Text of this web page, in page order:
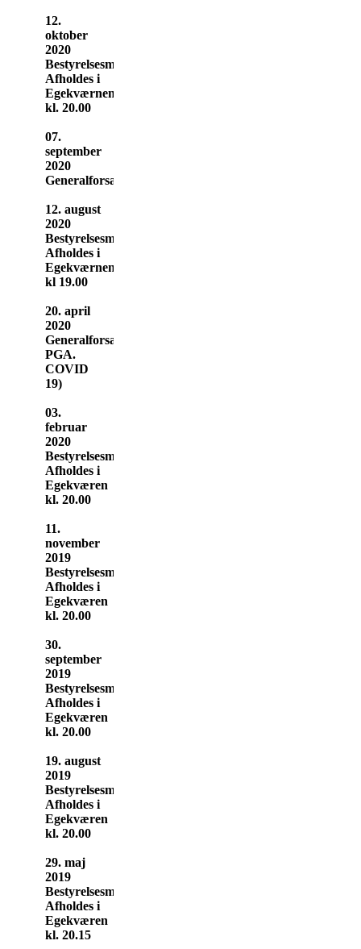
12.
oktober
2020
Bestyrelsesmøde
Afholdes i
Egekværnen
kl. 20.00
07.
september
2020
Generalforsamling
12. august
2020
Bestyrelsesmøde
Afholdes i
Egekværnen
kl 19.00
20. april
2020
Generalforsamling(RYKKES
PGA.
COVID
19)
03.
februar
2020
Bestyrelsesmøde
Afholdes i
Egekværen
kl. 20.00
11.
november
2019
Bestyrelsesmøde
Afholdes i
Egekværen
kl. 20.00
30.
september
2019
Bestyrelsesmøde
Afholdes i
Egekværen
kl. 20.00
19. august
2019
Bestyrelsesmøde
Afholdes i
Egekværen
kl. 20.00
29. maj
2019
Bestyrelsesmøde
Afholdes i
Egekværen
kl. 20.15